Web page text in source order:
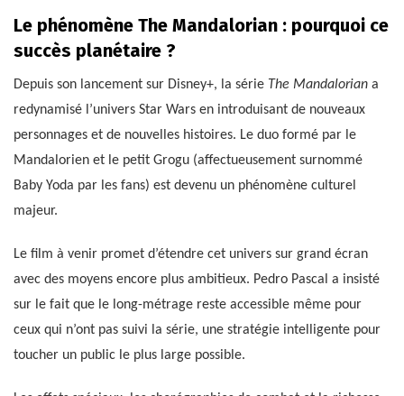
Le phénomène The Mandalorian : pourquoi ce
succès planétaire ?
Depuis son lancement sur Disney+, la série The Mandalorian a
redynamisé l’univers Star Wars en introduisant de nouveaux
personnages et de nouvelles histoires. Le duo formé par le
Mandalorien et le petit Grogu (affectueusement surnommé
Baby Yoda par les fans) est devenu un phénomène culturel
majeur.
Le film à venir promet d’étendre cet univers sur grand écran
avec des moyens encore plus ambitieux. Pedro Pascal a insisté
sur le fait que le long-métrage reste accessible même pour
ceux qui n’ont pas suivi la série, une stratégie intelligente pour
toucher un public le plus large possible.